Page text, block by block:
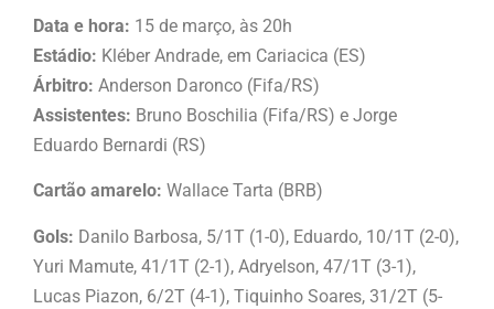
Data e hora: 15 de março, às 20h
Estádio: Kléber Andrade, em Cariacica (ES)
Árbitro: Anderson Daronco (Fifa/RS)
Assistentes: Bruno Boschilia (Fifa/RS) e Jorge
Eduardo Bernardi (RS)
Cartão amarelo: Wallace Tarta (BRB)
Gols: Danilo Barbosa, 5/1T (1-0), Eduardo, 10/1T (2-0),
Yuri Mamute, 41/1T (2-1), Adryelson, 47/1T (3-1),
Lucas Piazon, 6/2T (4-1), Tiquinho Soares, 31/2T (5-